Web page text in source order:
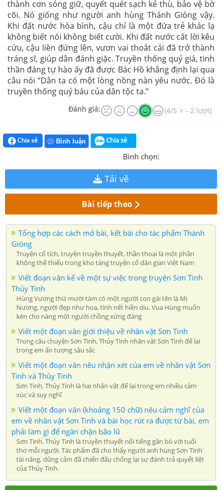
thành cơn sóng giữ, quyết quét sạch kẻ thù, bảo vệ bờ
cõi. Nó giống như người anh hùng Thánh Gióng vậy.
Khi đất nước hòa bình, cậu chỉ là một đứa trẻ khác lạ
không biết nói không biết cười. Khi đất nước cất lời kêu
cứu, cậu liền đứng lên, vươn vai thoắt cái đã trở thành
tráng sĩ, giúp dân đánh giặc. Truyền thống quý giá, tinh
thần đáng tự hào ấy đã được Bác Hồ khẳng định lại qua
câu nói “Dân ta có một lòng nồng nàn yêu nước. Đó là
truyền thống quý báu của dân tộc ta.”
Đánh giá: (4/5 ⭐ - 2 lượt)
Chia sẻ Bình luận Chia sẻ
Bình chọn:
Tải về
Bài tiếp theo
Tổng hợp các cách mở bài, kết bài cho tác phẩm Thánh
Gióng
Truyện cổ tích, truyện truyền thuyết, thần thoại là một phần
không thể thiếu trong kho tàng truyện cổ dân gian Việt Nam
Viết đoạn văn kể về một sự việc trong truyện Sơn Tinh
Thủy Tinh
Hùng Vương thứ mười tám có một người con gái tên là Mị
Nương, người đẹp như hoa, tính nết hiền dịu. Vua Hùng muốn
kén cho nàng một người chồng xứng đáng
Viết một đoạn văn giới thiệu về nhân vật Sơn Tinh
Trong câu chuyện Sơn Tinh, Thủy Tinh nhân vật Sơn Tinh để lại
trong em ấn tượng sâu sắc
Viết một đoạn văn nêu nhận xét của em về nhân vật Sơn
Tinh và Thủy Tinh
Sơn Tinh, Thủy Tinh là hai nhân vật để lại trong em nhiều cảm
xúc và suy nghĩ
Viết một đoạn văn (khoảng 150 chữ) nêu cảm nghĩ của
em về nhân vật Sơn Tinh và bài học rút ra được từ bài, em
phải làm gì để ngăn chặn bão lũ
Sơn Tinh, Thủy Tinh là truyền thuyết nổi tiếng gắn bó với tuổi
thơ mỗi người. Tác phẩm đã cho thấy người anh hùng Sơn Tinh
tài năng, dũng cảm đã chiến đấu chống lại sự đánh trả quyết liệt
của Thủy Tinh.